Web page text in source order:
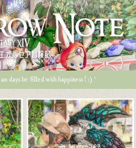
オルゼア冒険記
days be filled with happiness ! :) *